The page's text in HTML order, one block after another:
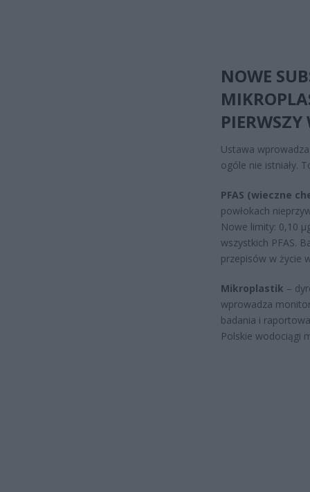
NOWE
Ustawa
ogóle nie istniały.
PFAS (wieczne
powłokach
Nowe limity: 0,10
wszystkich PFAS.
przepisów w życie
Mikroplastik –
wprowadza
badania i
Polskie wodociągi